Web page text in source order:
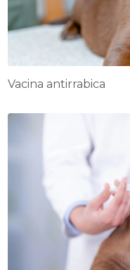
Vacina antirrabica